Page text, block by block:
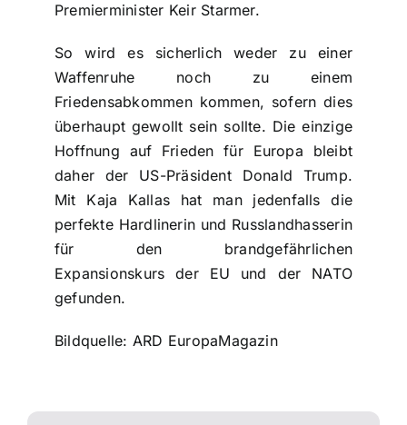
Premierminister Keir Starmer.
So wird es sicherlich weder zu einer
Waffenruhe noch zu einem
Friedensabkommen kommen, sofern dies
überhaupt gewollt sein sollte. Die einzige
Hoffnung auf Frieden für Europa bleibt
daher der US-Präsident Donald Trump.
Mit Kaja Kallas hat man jedenfalls die
perfekte Hardlinerin und Russlandhasserin
für den brandgefährlichen
Expansionskurs der EU und der NATO
gefunden.
Bildquelle: ARD EuropaMagazin